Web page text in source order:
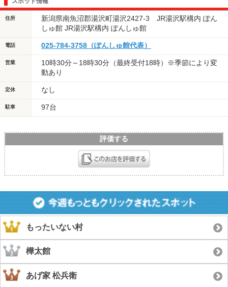
住所
新潟県南魚沼郡湯沢町湯沢2427-3 JR湯沢駅構内 ぽん
しゅ館 JR湯沢駅構内 ぽんしゅ館
電話 025-784-3758（ぽんしゅ館代表）
営業
10時30分～18時30分（最終受付18時）※季節により変
動あり
定休 なし
駐車 97台
評価する
もったいない村
樺太館
あげ家 松兵衛